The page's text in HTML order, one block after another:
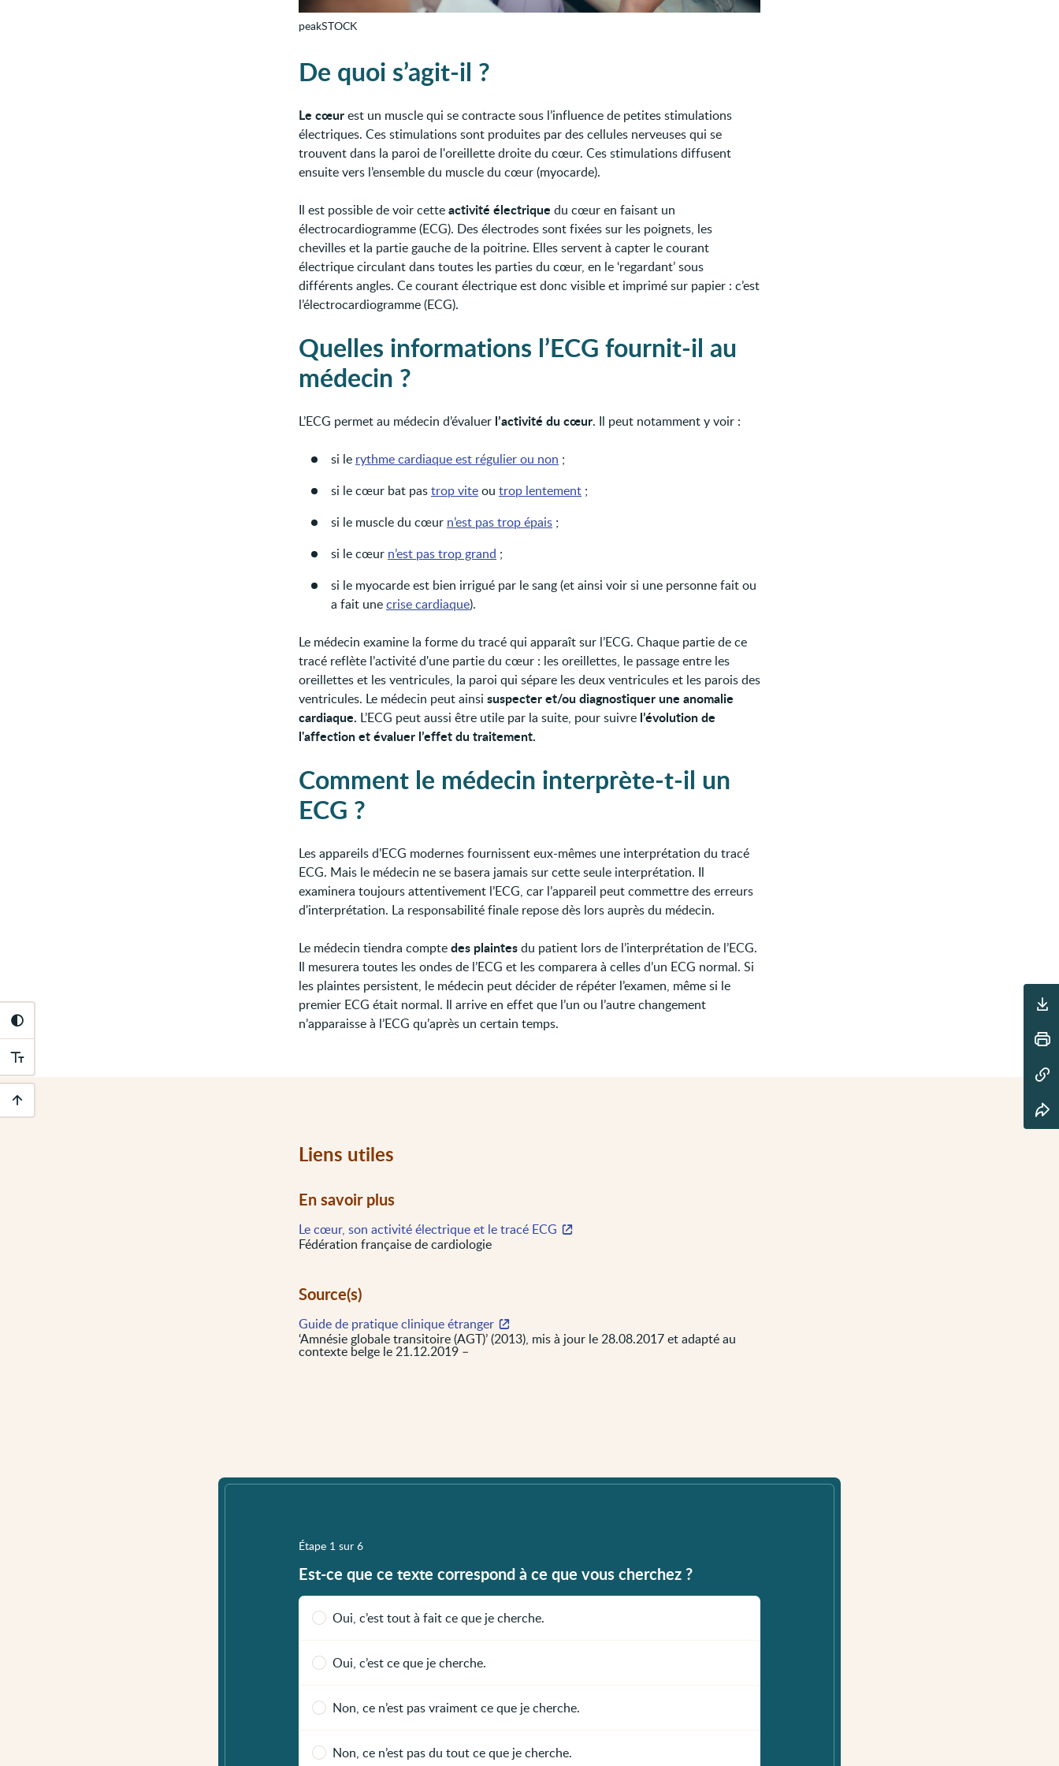
Outils
d'accessibilité
Outils
peakSTOCK
De quoi s’agit-il ?
Le cœurest un muscle qui se contracte sous l’influence de petites stimulations
électriques. Ces stimulations sont produites par des cellules nerveuses qui se
trouvent dans la paroi de l'oreillette droite du cœur. Ces stimulations diffusent
ensuite vers l’ensemble du muscle du cœur (myocarde).
Il est possible de voir cetteactivité électrique du cœur en faisant un
électrocardiogramme (ECG). Des électrodes sont fixées sur les poignets, les
chevilles et la partie gauche de la poitrine. Elles servent à capter le courant
électrique circulant dans toutes les parties du cœur, en le ‘regardant’ sous
différents angles. Ce courant électrique est donc visible et imprimé sur papier : c’est
l’électrocardiogramme (ECG).
Quelles informations l’ECG fournit-il au
médecin ?
L’ECG permet au médecin d’évaluer l’activité du cœur. Il peut notamment y voir :
si le rythme cardiaque est régulier ou non ;
si le cœur bat pastrop viteou trop lentement ;
si le muscle du cœur n’est pas trop épais ;
si le cœur n’est pas trop grand ;
si le myocarde est bien irrigué par le sang (et ainsi voir si une personne fait ou
a fait unecrise cardiaque).
Le médecin examine la forme du tracé qui apparaît sur l’ECG. Chaque partie de ce
tracé reflète l’activité d'une partie du cœur : les oreillettes, le passage entre les
oreillettes et les ventricules, la paroi qui sépare les deux ventricules et les parois des
ventricules. Le médecin peut ainsi suspecter et/ou diagnostiquer une anomalie
cardiaque. L’ECG peut aussi être utile par la suite, pour suivre l’évolution de
l'affection et évaluer l’effet du traitement.
Comment le médecin interprète-t-il un
ECG ?
Les appareils d’ECG modernes fournissent eux-mêmes une interprétation du tracé
ECG. Mais le médecin ne se basera jamais sur cette seule interprétation. Il
examinera toujours attentivement l’ECG, car l’appareil peut commettre des erreurs
d'interprétation. La responsabilité finale repose dès lors auprès du médecin.
Le médecin tiendra comptedes plaintesdu patient lors de l’interprétation de l’ECG.
Il mesurera toutes les ondes de l’ECG et les comparera à celles d’un ECG normal. Si
les plaintes persistent, le médecin peut décider de répéter l’examen, même si le
premier ECG était normal. Il arrive en effet que l’un ou l’autre changement
n’apparaisse à l’ECG qu’après un certain temps.
Liens utiles
En savoir plus
Le cœur, son activité électrique et le tracé ECG
Fédération française de cardiologie
Source(s)
Guide de pratique clinique étranger
‘Amnésie globale transitoire (AGT)’ (2013), mis à jour le 28.08.2017 et adapté au
contexte belge le 21.12.2019 –
Étape 1 sur 6
Est-ce que ce texte correspond à ce que vous cherchez ?
Oui, c’est tout à fait ce que je cherche.
Oui, c’est ce que je cherche.
Non, ce n’est pas vraiment ce que je cherche.
Non, ce n’est pas du tout ce que je cherche.